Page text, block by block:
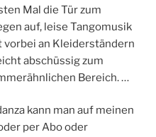
Mal die Tür zum
auf, leise Tangomusik
vorbei an Kleiderständern
abschüssig zum
Bereich. …
kann man auf meinen
per Abo oder